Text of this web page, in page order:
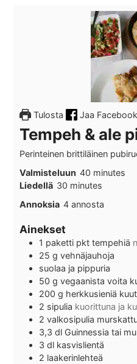
Tulosta Jaa
Tempeh & ale
Perinteinen brittiläinen
Valmisteluun 40 minutes
minutes
Liedellä 30 minutes
minutes
Annoksia 4 annosta
Ainekset
1 paketti pkt tempehiä
25 g vehnäjauhoja
suolaa ja pippuria
50 g vegaanista voita
200 g herkkusieniä
2 sipulia kuorittuna ja
2 valkosipulia
3,3 dl Guinnessia tai
3 dl kasvislientä
2 laakerinlehteä